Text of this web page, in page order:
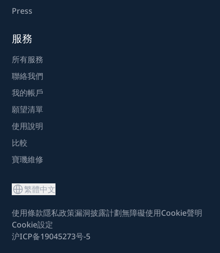
Press
服務
所有服務
聯絡我們
我的帳戶
願望清單
使用說明
比較
寶璣維修
繁體中文
使用條款隱私政策漏洞披露計劃無障礙使用Cookie聲明
Cookie設定
沪ICP备19045273号-5